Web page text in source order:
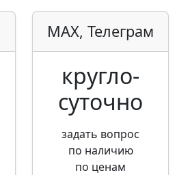
MAX, Телеграм
кругло­
суточно
задать вопрос
по наличию
по ценам